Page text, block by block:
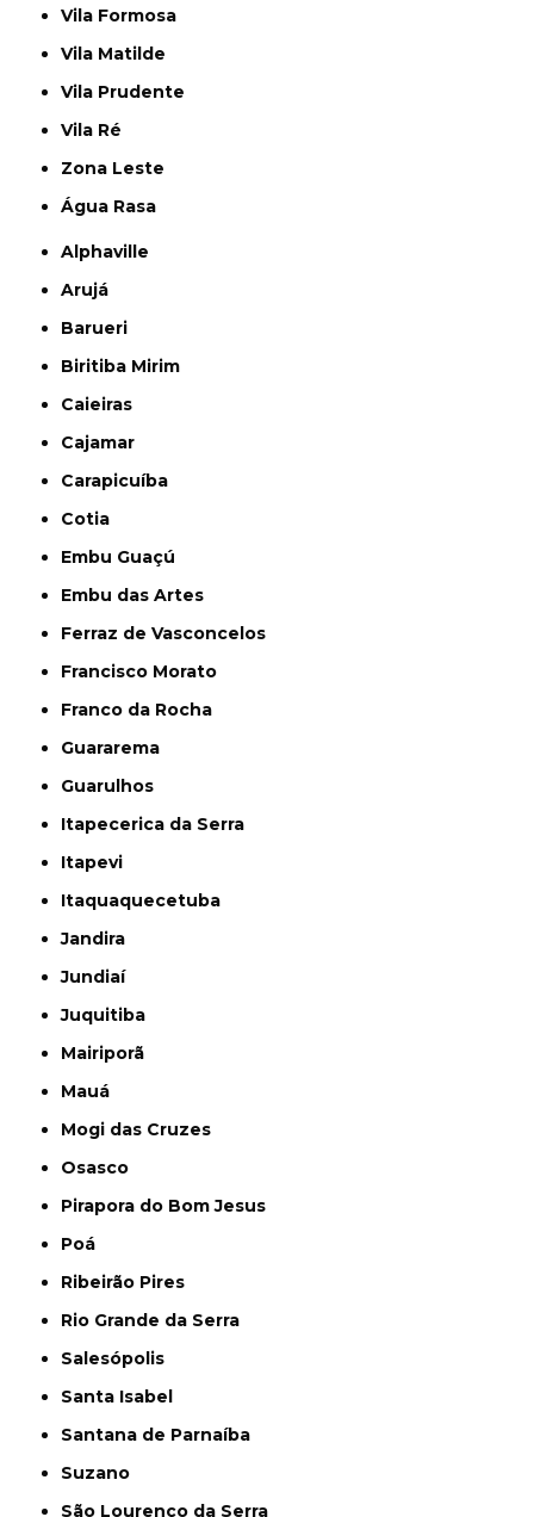
Vila Formosa
Vila Matilde
Vila Prudente
Vila Ré
Zona Leste
Água Rasa
Alphaville
Arujá
Barueri
Biritiba Mirim
Caieiras
Cajamar
Carapicuíba
Cotia
Embu Guaçú
Embu das Artes
Ferraz de Vasconcelos
Francisco Morato
Franco da Rocha
Guararema
Guarulhos
Itapecerica da Serra
Itapevi
Itaquaquecetuba
Jandira
Jundiaí
Juquitiba
Mairiporã
Mauá
Mogi das Cruzes
Osasco
Pirapora do Bom Jesus
Poá
Ribeirão Pires
Rio Grande da Serra
Salesópolis
Santa Isabel
Santana de Parnaíba
Suzano
São Lourenço da Serra